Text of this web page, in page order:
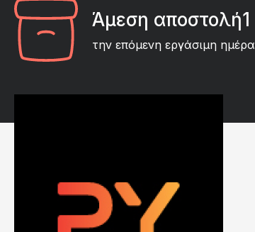
Άμεση αποστολή1
την επόμενη εργάσιμη ημέρα